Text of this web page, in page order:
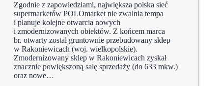
Zgodnie z zapowiedziami, największa polska sieć
supermarketów POLOmarket nie zwalnia tempa
i planuje kolejne otwarcia nowych
i zmodernizowanych obiektów. Z końcem marca
br. otwarty został gruntownie przebudowany sklep
w Rakoniewicach (woj. wielkopolskie).
Zmodernizowany sklep w Rakoniewicach zyskał
znacznie powiększoną salę sprzedaży (do 633 mkw.)
oraz nowe…